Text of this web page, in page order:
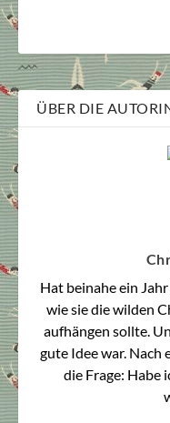
ÜBER DIE
Hat beinahe ein
wie sie die wilden
aufhängen sollte.
gute Idee war.
die Frage: Habe